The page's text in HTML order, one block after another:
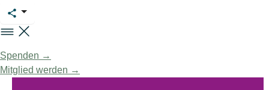
Spenden →
Mitglied werden →